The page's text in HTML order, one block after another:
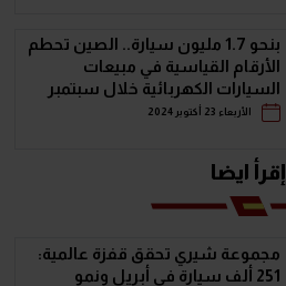
بنحو 1.7 مليون سيارة.. الصين تحطم
الأرقام القياسية في مبيعات
السيارات الكهربائية خلال سبتمبر
الأربعاء 23 أكتوبر 2024
إقرأ ايضا
مجموعة شيري تحقق قفزة عالمية:
251 ألف سيارة في أبريل ونمو